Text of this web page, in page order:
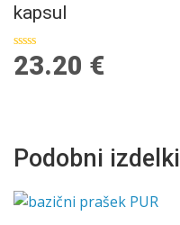
kapsul
Ocenjeno
0
23.20 €
Podobni izdelki